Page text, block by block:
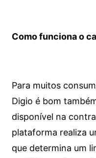
Como funciona o
Para muitos
Digio é bom
disponível na
plataforma realiza
que determina um